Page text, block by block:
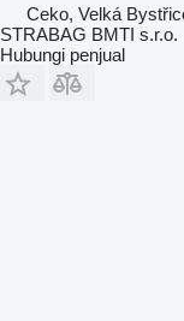
Ceko, Velká
STRABAG BMTI s.r.o.
Hubungi penjual